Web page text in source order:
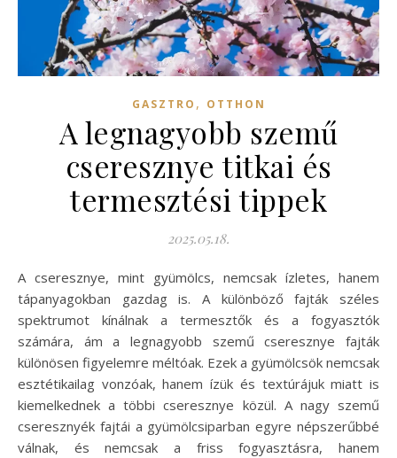
GASZTRO , OTTHON
A legnagyobb szemű
cseresznye titkai és
termesztési tippek
2025.05.18.
A cseresznye, mint gyümölcs, nemcsak ízletes, hanem
tápanyagokban gazdag is. A különböző fajták széles
spektrumot kínálnak a termesztők és a fogyasztók
számára, ám a legnagyobb szemű cseresznye fajták
különösen figyelemre méltóak. Ezek a gyümölcsök nemcsak
esztétikailag vonzóak, hanem ízük és textúrájuk miatt is
kiemelkednek a többi cseresznye közül. A nagy szemű
cseresznyék fajtái a gyümölcsiparban egyre népszerűbbé
válnak, és nemcsak a friss fogyasztásra, hanem